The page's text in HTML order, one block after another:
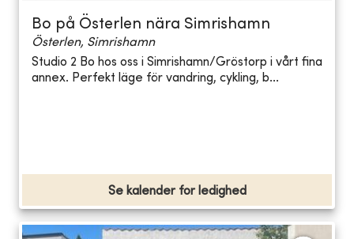
Bo på Österlen nära Simrishamn
Österlen, Simrishamn
Studio 2 Bo hos oss i Simrishamn/Gröstorp i vårt fina
annex. Perfekt läge för vandring, cykling, b...
Se kalender for ledighed